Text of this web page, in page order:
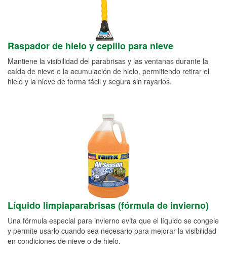
Raspador de hielo y cepillo para nieve
Mantiene la visibilidad del parabrisas y las ventanas durante la
caída de nieve o la acumulación de hielo, permitiendo retirar el
hielo y la nieve de forma fácil y segura sin rayarlos.
Líquido limpiaparabrisas (fórmula de invierno)
Una fórmula especial para invierno evita que el líquido se congele
y permite usarlo cuando sea necesario para mejorar la visibilidad
en condiciones de nieve o de hielo.